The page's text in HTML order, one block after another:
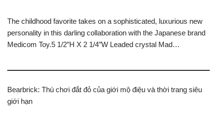
The childhood favorite takes on a sophisticated, luxurious new
personality in this darling collaboration with the Japanese brand
Medicom Toy.5 1/2″H X 2 1/4″W Leaded crystal Mad…
Bearbrick: Thú chơi đắt đỏ của giới mộ điệu và thời trang siêu
giới hạn